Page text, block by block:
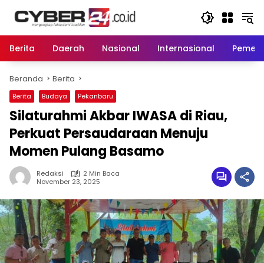
Berita
Daerah Nasional Internasional
Beranda Berita
Berita Budaya Pekanbaru
Silaturahmi Akbar IWASA di Riau,
Perkuat Persaudaraan Menuju
Momen Pulang Basamo
Redaksi
2 Min Baca
November 23, 2025